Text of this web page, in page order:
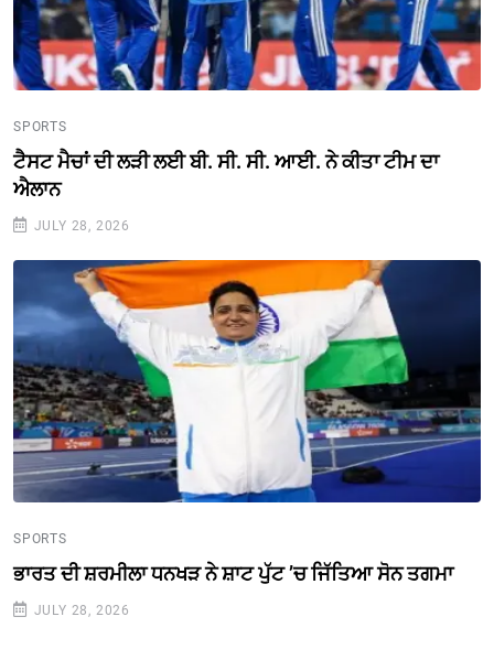
SPORTS
ਟੈਸਟ ਮੈਚਾਂ ਦੀ ਲੜੀ ਲਈ ਬੀ. ਸੀ. ਸੀ. ਆਈ. ਨੇ ਕੀਤਾ ਟੀਮ ਦਾ
ਐਲਾਨ
JULY 28, 2026
SPORTS
ਭਾਰਤ ਦੀ ਸ਼ਰਮੀਲਾ ਧਨਖੜ ਨੇ ਸ਼ਾਟ ਪੁੱਟ ’ਚ ਜਿੱਤਿਆ ਸੋਨ ਤਗਮਾ
JULY 28, 2026